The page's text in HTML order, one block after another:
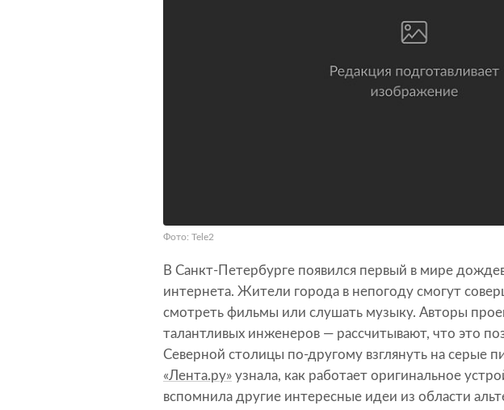
Фото: Tele2
В Санкт-Петербурге появился первый в мире
интернета. Жители города в непогоду смогут
смотреть фильмы или слушать музыку. Авторы
талантливых инженеров — рассчитывают, что это
Северной столицы по-другому взглянуть на серые
«Лента.ру» узнала, как работает оригинальное
вспомнила другие интересные идеи из области